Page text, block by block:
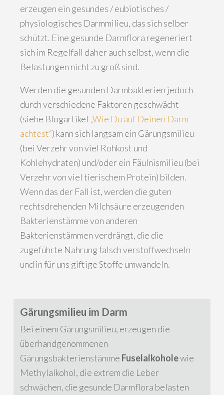
erzeugen ein gesundes / eubiotisches /
physiologisches Darmmilieu, das sich selber
schützt. Eine gesunde Darmflora regeneriert
sich im Regelfall daher auch selbst, wenn die
Belastungen nicht zu groß sind.
Werden die gesunden Darmbakterien jedoch
durch verschiedene Faktoren geschwächt
(siehe Blogartikel „Wie Du auf Deinen Darm
achtest“) kann sich langsam ein Gärungsmilieu
(bei Verzehr von viel Rohkost und
Kohlehydraten) und/oder ein Fäulnismilieu (bei
Verzehr von viel tierischem Protein) bilden.
Wenn das der Fall ist, werden die guten
rechtsdrehenden Milchsäure erzeugenden
Bakterienstämme von anderen
Bakterienstämmen verdrängt, die die
zugeführte Nahrung falsch verstoffwechseln
und in für uns giftige Stoffe umwandeln.
Gärungsmilieu im Darm
Bei einem Gärungsmilieu, erzeugen die
überhandgenommenen
Gärungsbakterienstämme Fuselalkoholewie
Methylalkohol, die extrem die Leber
schwächen, die gesunde Darmflora belasten